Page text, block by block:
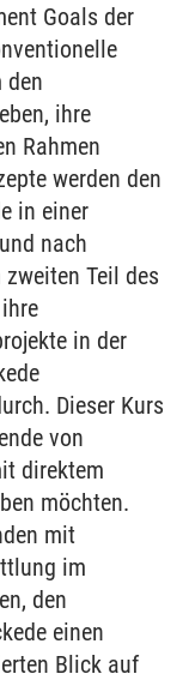
Goals der
den
ihre
Rahmen
werden den
in einer
nach
Teil des
in der
Dieser Kurs
von
direktem
möchten.
mit
im
den
einen
Blick auf